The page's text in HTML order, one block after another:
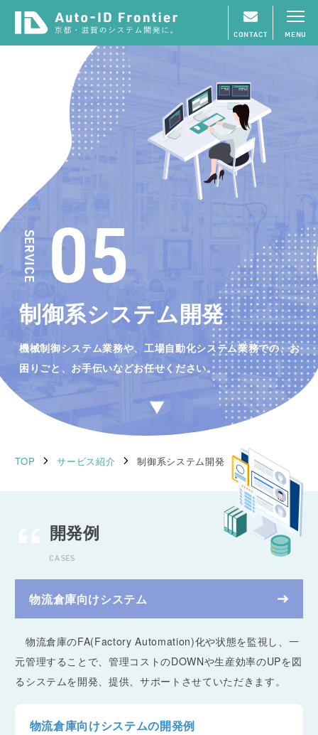
CONTACT MENU
SERVICE 05
制御系システム開発
機械制御システム業務や、工場自動化システム業務での、お
困りごと、お手伝いなどお任せください。
TOP サービス紹介 制御系システム開発
開発例
CASES
物流倉庫向けシステム
物流倉庫のFA(Factory Automation)化や状態を監視し、一
元管理することで、管理コストのDOWNや生産効率のUPを図
るシステムを開発、提供、サポートさせていただきます。
物流倉庫向けシステムの開発例